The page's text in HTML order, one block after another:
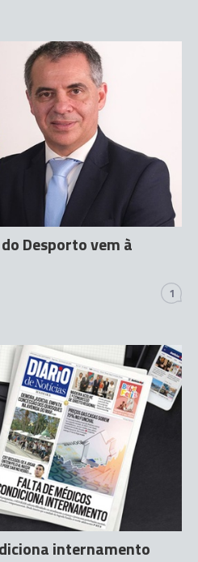
Desporto vem à
1
internamento